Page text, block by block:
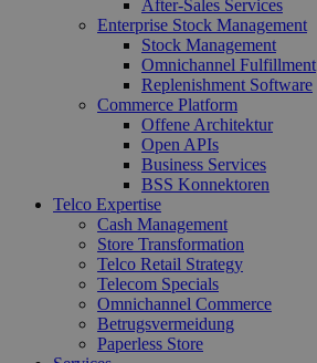
After-Sales Services
Enterprise Stock Management
Stock Management
Omnichannel Fulfillment
Replenishment Software
Commerce Platform
Offene Architektur
Open APIs
Business Services
BSS Konnektoren
Telco Expertise
Cash Management
Store Transformation
Telco Retail Strategy
Telecom Specials
Omnichannel Commerce
Betrugsvermeidung
Paperless Store